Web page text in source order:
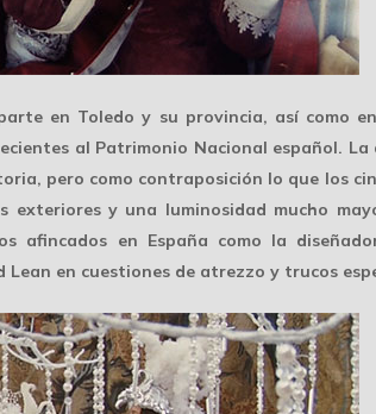
en Toledo y su provincia, así como
al Patrimonio Nacional español.
pero como contraposición lo que los
exteriores y una luminosidad mucho
afincados en España como la
en cuestiones de atrezzo y trucos